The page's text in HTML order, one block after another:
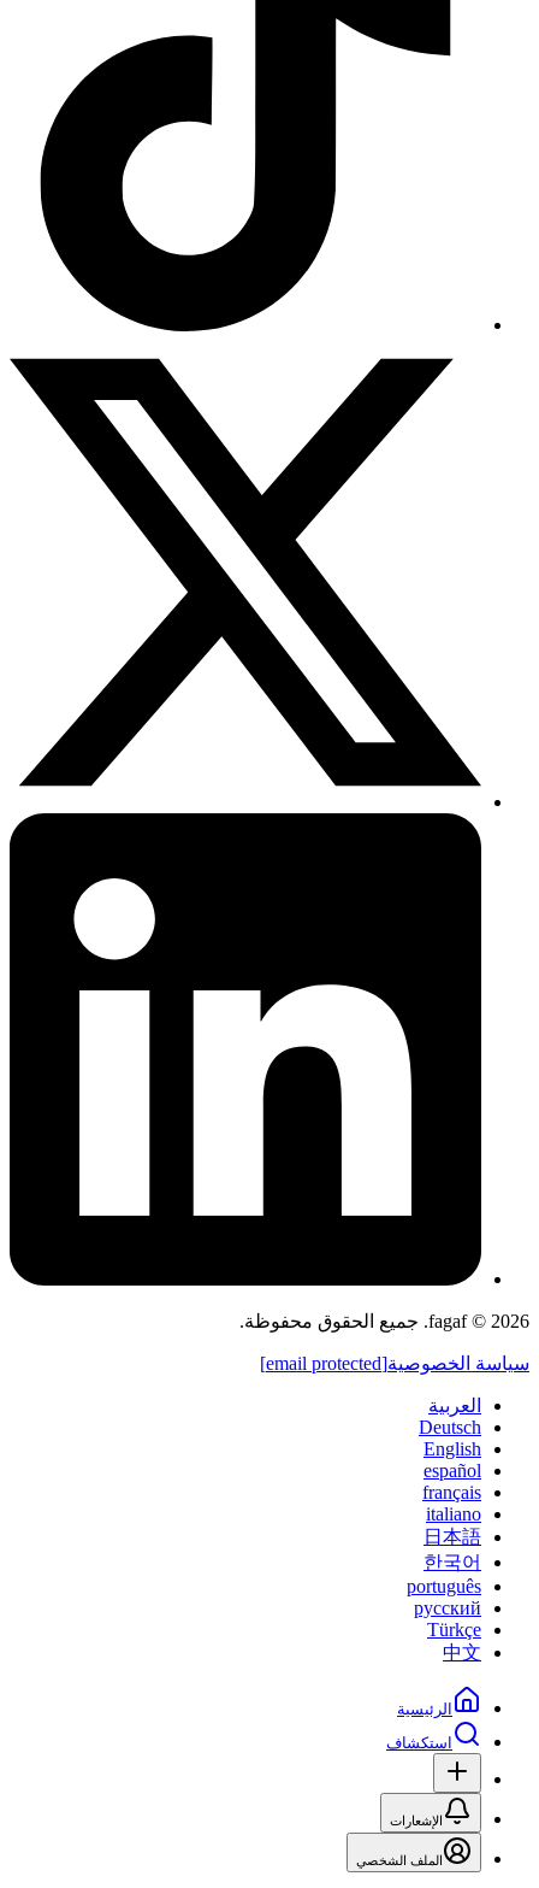
fagaf © 2026. جميع الحقوق محفوظة.
سياسة الخصوصية[email protected]
العربية
Deutsch
English
español
français
italiano
日本語
한국어
português
русский
Türkçe
中文
الرئيسية
استكشاف
الإشعارات
الملف الشخصي